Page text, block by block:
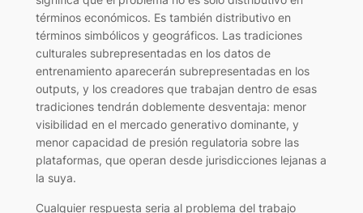
términos económicos. Es también distributivo en
términos simbólicos y geográficos. Las tradiciones
culturales subrepresentadas en los datos de
entrenamiento aparecerán subrepresentadas en los
outputs, y los creadores que trabajan dentro de esas
tradiciones tendrán doblemente desventaja: menor
visibilidad en el mercado generativo dominante, y
menor capacidad de presión regulatoria sobre las
plataformas, que operan desde jurisdicciones lejanas a
la suya.
Cualquier respuesta seria al problema del trabajo